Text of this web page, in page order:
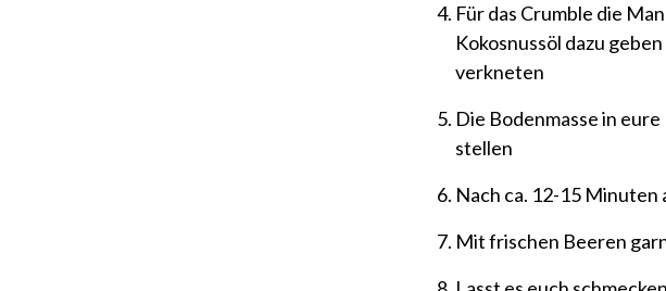
Für das Crumble die
Kokosnussöl dazu
verkneten
Die Bodenmasse in
stellen
Nach ca. 12-15 Minuten
Mit frischen Beeren